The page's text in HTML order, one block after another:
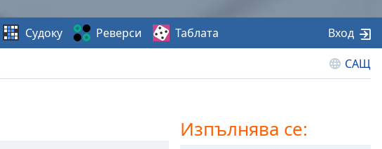
САЩ
Судоку Реверси Таблата Вход
Изпълнява се: